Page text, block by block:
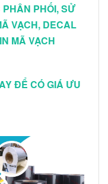
PHÂN PHỐI, SỬ
VẠCH, DECAL
MÃ VẠCH
ĐỂ CÓ GIÁ ƯU